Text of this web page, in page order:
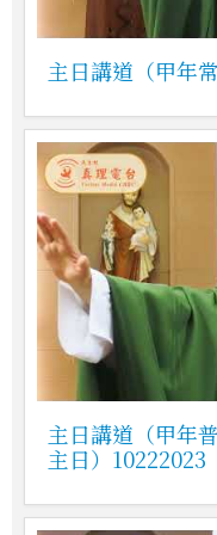
主日講道（甲年
主日講道（甲年
主日）10222023